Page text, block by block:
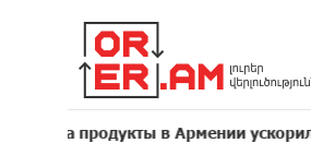
в Армении ускорился до